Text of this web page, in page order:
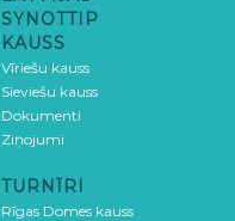
SYNOTTIP
KAUSS
Vīriešu kauss
Sieviešu kauss
Dokumenti
Ziņojumi
TURNĪRI
Rīgas Domes kauss